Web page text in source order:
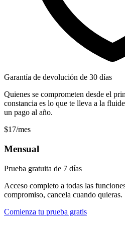
Garantía de devolución de 30 días
Quienes se comprometen desde el
constancia es lo que te lleva a la
un pago al año.
$17/mes
Mensual
Prueba gratuita de 7 días
Acceso completo a todas las
compromiso, cancela cuando quieras.
Comienza tu prueba gratis